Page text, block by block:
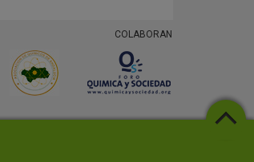
COLABORAN